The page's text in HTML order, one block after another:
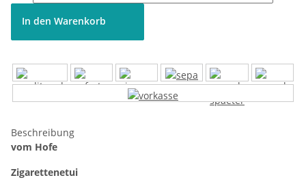
In den Warenkorb
Beschreibung
vom Hofe
Zigarettenetui